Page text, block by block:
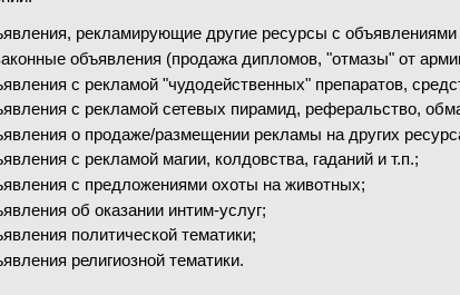
рекламирующие другие ресурсы с объявлениями
объявления (продажа дипломов, "отмазы" от
с рекламой "чудодейственных" препаратов,
с рекламой сетевых пирамид, реферальство,
о продаже/размещении рекламы на других
с рекламой магии, колдовства, гаданий и т.п.;
с предложениями охоты на животных;
об оказании интим-услуг;
политической тематики;
религиозной тематики.